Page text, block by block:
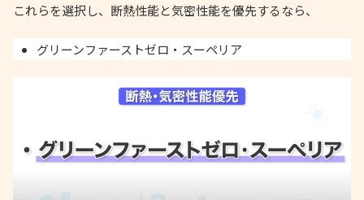
これらを選択し、断熱性能と気密性能を優先するなら、
グリーンファーストゼロ・スーペリア